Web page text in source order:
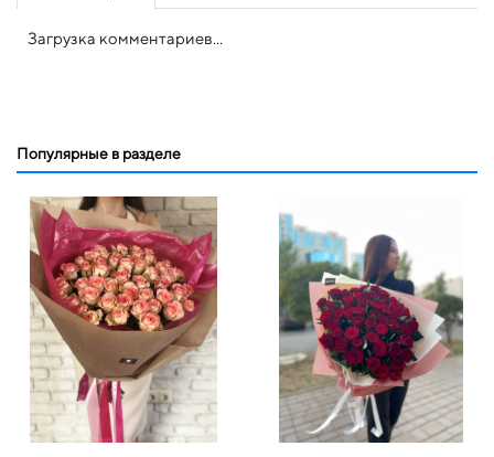
Загрузка комментариев...
Популярные в разделе